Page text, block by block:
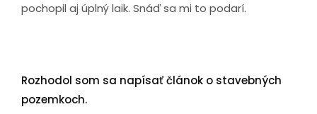
pochopil aj úplný laik. Snáď sa mi to podarí.
Rozhodol som sa napísať článok o stavebných
pozemkoch.